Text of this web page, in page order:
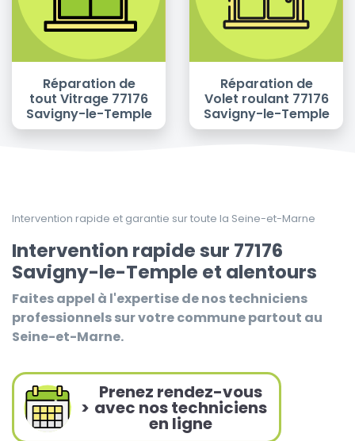
Réparation de
tout Vitrage 77176
Savigny-le-Temple
Réparation de
Volet roulant 77176
Savigny-le-Temple
Intervention rapide et garantie sur toute la Seine-et-Marne
Intervention rapide sur 77176
Savigny-le-Temple et alentours
Faites appel à l'expertise de nos techniciens
professionnels sur votre commune partout au
Seine-et-Marne.
>
Prenez rendez-vous
avec nos techniciens
en ligne